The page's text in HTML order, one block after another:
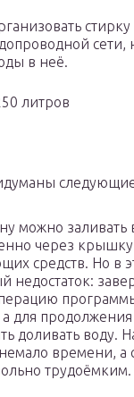
сети,
в неё.
литров
можно заливать
через крышку
средств. Но в
недостаток:
а для
доливать воду.
времени, а
трудоёмким.